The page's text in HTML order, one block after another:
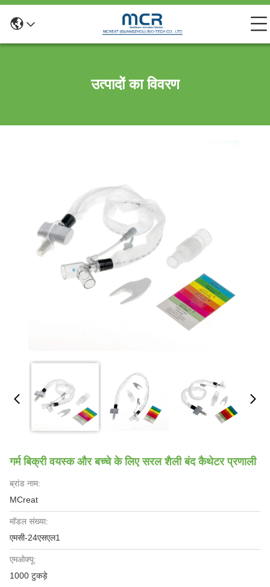
उत्पादों का विवरण
गर्म बिक्री वयस्क और बच्चे के लिए सरल शैली बंद कैथेटर प्रणाली
ब्रांड नाम:
MCreat
मॉडल संख्या:
एमसी-24एसएल1
एमओक्यू:
1000 टुकड़े